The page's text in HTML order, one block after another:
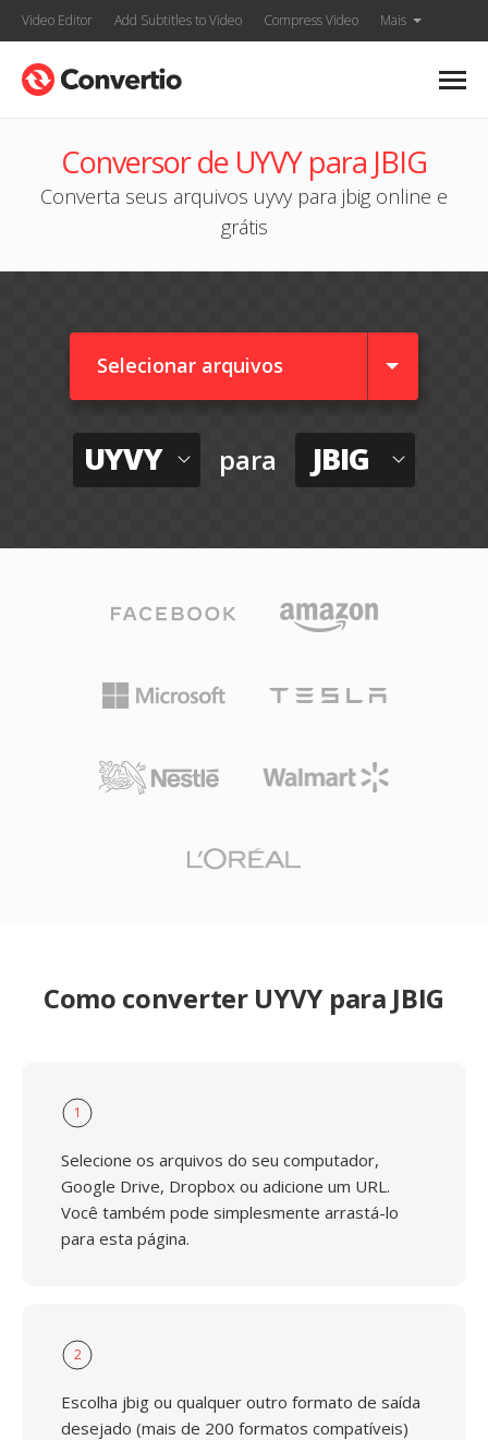
Video Editor Add Subtitles to Video Compress Video Mais
Conversor de UYVY para JBIG
Converta seus arquivos uyvy para jbig online e
grátis
Selecionar arquivos
UYVY para JBIG
Como converter UYVY para JBIG
1
Selecione os arquivos do seu computador,
Google Drive, Dropbox ou adicione um URL.
Você também pode simplesmente arrastá-lo
para esta página.
2
Escolha jbig ou qualquer outro formato de saída
desejado (mais de 200 formatos compatíveis)